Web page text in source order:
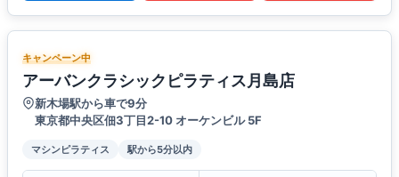
キャンペーン中
アーバンクラシックピラティス月島店
新木場駅から車で9分
東京都中央区佃3丁目2-10 オーケンビル 5F
マシンピラティス 駅から5分以内